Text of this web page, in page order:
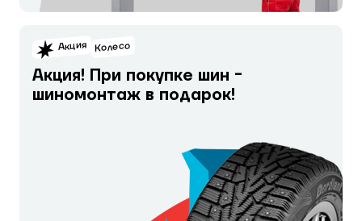
Акция Колесо
Акция! При покупке шин -
шиномонтаж в подарок!